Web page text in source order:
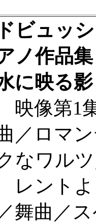
ドビュッ
ノ作品
に映る影
映像第1
／ロマ
なワル
レントよ
舞曲／